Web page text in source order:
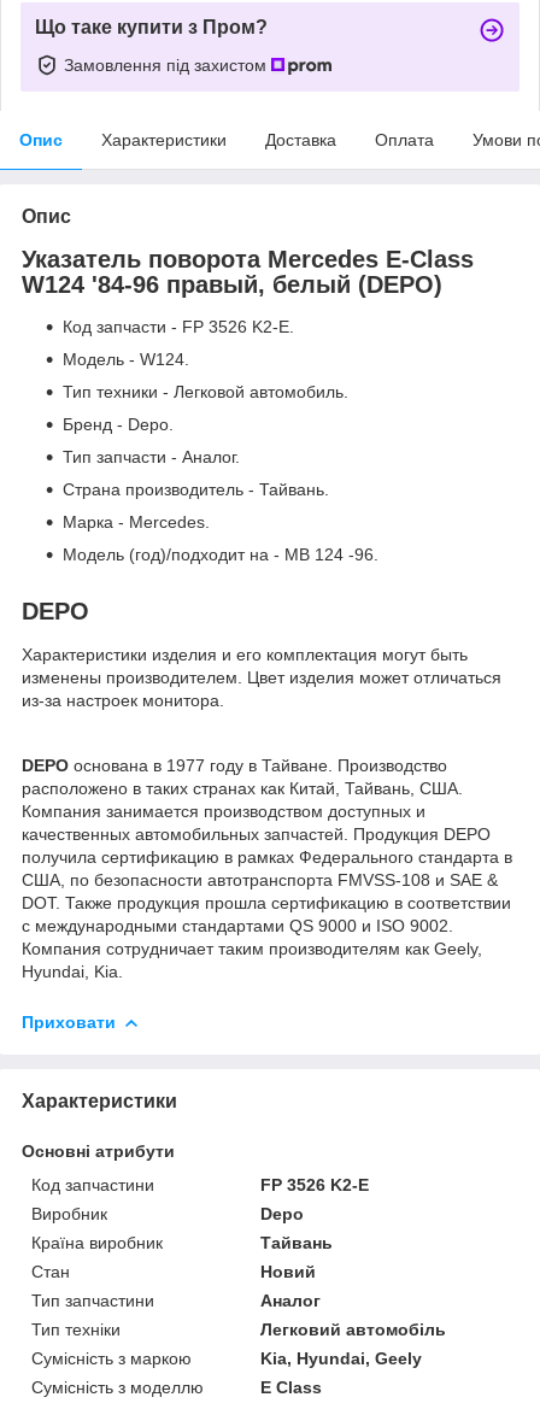
Що таке купити з Пром?
Замовлення під захистом
Опис Характеристики Доставка Оплата Умови
Опис
Указатель поворота Mercedes E-Class
W124 '84-96 правый, белый (DEPO)
Код запчасти - FP 3526 K2-E.
Модель - W124.
Тип техники - Легковой автомобиль.
Бренд - Depo.
Тип запчасти - Аналог.
Страна производитель - Тайвань.
Марка - Mercedes.
Модель (год)/подходит на - MB 124 -96.
DEPO
Характеристики изделия и его комплектация могут быть
изменены производителем. Цвет изделия может отличаться
из-за настроек монитора.
DEPO основана в 1977 году в Тайване. Производство
расположено в таких странах как Китай, Тайвань, США.
Компания занимается производством доступных и
качественных автомобильных запчастей. Продукция DEPO
получила сертификацию в рамках Федерального стандарта в
США, по безопасности автотранспорта FMVSS-108 и SAE &
DOT. Также продукция прошла сертификацию в соответствии
с международными стандартами QS 9000 и ISO 9002.
Компания сотрудничает таким производителям как Geely,
Hyundai, Kia.
Приховати
Характеристики
Основні атрибути
Код запчастини
FP 3526 K2-E
Виробник
Depo
Країна виробник
Тайвань
Стан
Новий
Тип запчастини
Аналог
Тип техніки
Легковий автомобіль
Сумісність з маркою
Kia, Hyundai, Geely
Сумісність з моделлю
E Class